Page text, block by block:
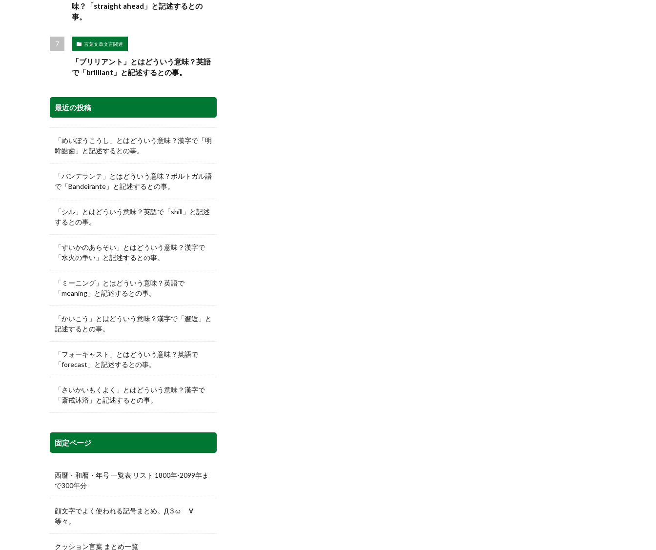
味？「straight ahead」と記述するとの
事。
言葉文章文言関連
「ブリリアント」とはどういう意味？英語
で「brilliant」と記述するとの事。
最近の投稿
「めいぼうこうし」とはどういう意味？漢字で「明
眸皓歯」と記述するとの事。
「バンデランテ」とはどういう意味？ポルトガル語
で「Bandeirante」と記述するとの事。
「シル」とはどういう意味？英語で「shill」と記述
するとの事。
「すいかのあらそい」とはどういう意味？漢字で
「水火の争い」と記述するとの事。
「ミーニング」とはどういう意味？英語で
「meaning」と記述するとの事。
「かいこう」とはどういう意味？漢字で「邂逅」と
記述するとの事。
「フォーキャスト」とはどういう意味？英語で
「forecast」と記述するとの事。
「さいかいもくよく」とはどういう意味？漢字で
「斎戒沐浴」と記述するとの事。
固定ページ
西暦・和暦・年号 一覧表 リスト 1800年-2099年ま
で300年分
顔文字でよく使われる記号まとめ。Д З ω ゞ∀
等々。
クッション言葉 まとめ一覧